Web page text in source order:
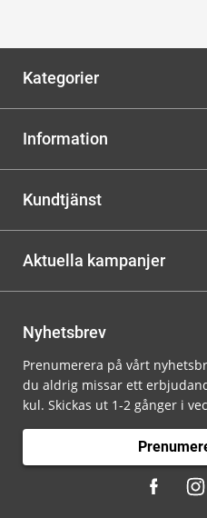
Kategorier
Information
Kundtjänst
Aktuella kampanjer
Nyhetsbrev
Prenumerera på vårt
du aldrig missar ett
kul. Skickas ut 1-2 gånger i